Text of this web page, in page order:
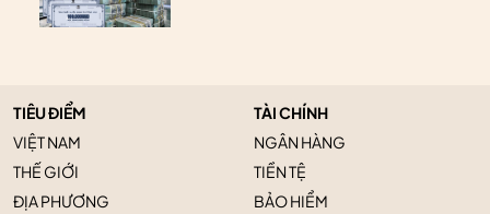
TIÊU ĐIỂM
VIỆT NAM
THẾ GIỚI
ĐỊA PHƯƠNG
TÀI CHÍNH
NGÂN HÀNG
TIỀN TỆ
BẢO HIỂM